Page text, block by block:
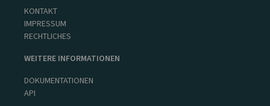
KONTAKT
IMPRESSUM
RECHTLICHES
WEITERE INFORMATIONEN
DOKUMENTATIONEN
API